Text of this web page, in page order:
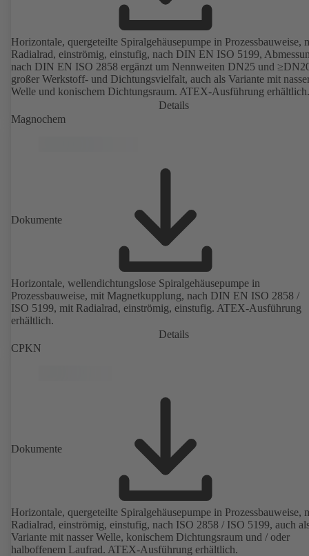
Horizontale, quergeteilte Spiralgehäusepumpe in Prozessbauweise,
Radialrad, einströmig, einstufig, nach DIN EN ISO 5199,
nach DIN EN ISO 2858 ergänzt um Nennweiten DN25 und
großer Werkstoff- und Dichtungsvielfalt, auch als Variante mit
Welle und konischem Dichtungsraum. ATEX-Ausführung erhältlich.
Details
Magnochem
Dokumente
Horizontale, wellendichtungslose Spiralgehäusepumpe in
Prozessbauweise, mit Magnetkupplung, nach DIN EN ISO 2858 /
ISO 5199, mit Radialrad, einströmig, einstufig. ATEX-Ausführung
erhältlich.
Details
CPKN
Dokumente
Horizontale, quergeteilte Spiralgehäusepumpe in Prozessbauweise,
Radialrad, einströmig, einstufig, nach ISO 2858 / ISO 5199, auch
Variante mit nasser Welle, konischem Dichtungsraum und / oder
halboffenem Laufrad. ATEX-Ausführung erhältlich.